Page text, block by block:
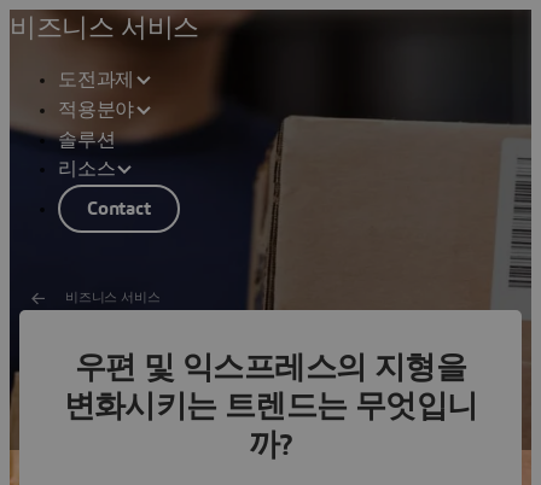
비즈니스 서비스
도전과제
적용분야
솔루션
리소스
Contact
비즈니스 서비스
우편 및 익스프레스
픽업에서 배송까지 소포 최적화
우편 및 익스프레스의 지형을
변화시키는 트렌드는 무엇입니
까?